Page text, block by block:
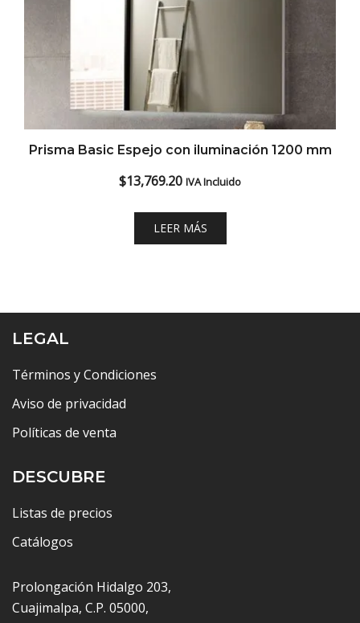
Prisma Basic Espejo con iluminación 1200 mm
$13,769.20 IVA Incluido
LEER MÁS
LEGAL
Términos y Condiciones
Aviso de privacidad
Políticas de venta
DESCUBRE
Listas de precios
Catálogos
Prolongación Hidalgo 203,
Cuajimalpa, C.P. 05000,